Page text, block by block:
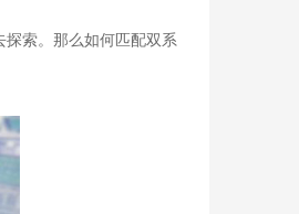
索。那么如何匹配双系